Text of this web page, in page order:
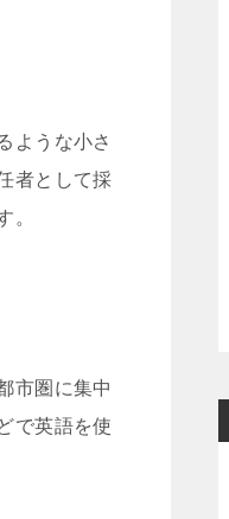
ような小さ
者として採
。
市圏に集中
で英語を使